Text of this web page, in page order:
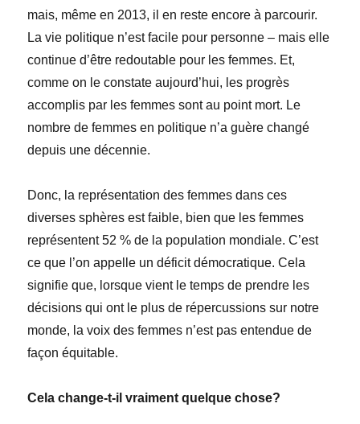
mais, même en 2013, il en reste encore à parcourir.
La vie politique n’est facile pour personne – mais elle
continue d’être redoutable pour les femmes. Et,
comme on le constate aujourd’hui, les progrès
accomplis par les femmes sont au point mort. Le
nombre de femmes en politique n’a guère changé
depuis une décennie.
Donc, la représentation des femmes dans ces
diverses sphères est faible, bien que les femmes
représentent 52 % de la population mondiale. C’est
ce que l’on appelle un déficit démocratique. Cela
signifie que, lorsque vient le temps de prendre les
décisions qui ont le plus de répercussions sur notre
monde, la voix des femmes n’est pas entendue de
façon équitable.
Cela change-t-il vraiment quelque chose?